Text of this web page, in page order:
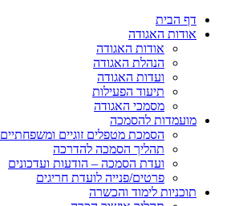
דף הבית
אודות האגודה
אודות האגודה
הנהלת האגודה
ועדות האגודה
תיעוד הפעילות
מסמכי האגודה
מועמדות להסמכה
הסמכת מטפלים זוגיים ומשפחתיים
תהליך הסמכה להדרכה
ועדת הסמכה – הודעות ועדכונים
פרטים/פנייה לועדת חריגים
תוכניות לימוד והכשרה